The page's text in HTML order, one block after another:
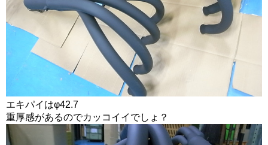
エキパイはφ42.7
重厚感があるのでカッコイイでしょ？